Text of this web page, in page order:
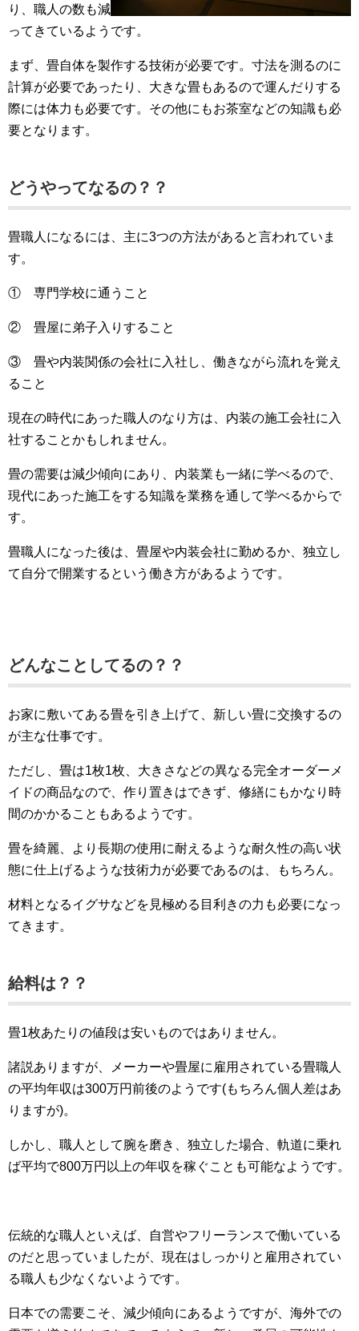
り、職人の数も減
ってきているようです。
まず、畳自体を製作する技術が必要です。寸法を測るのに
計算が必要であったり、大きな畳もあるので運んだりする
際には体力も必要です。その他にもお茶室などの知識も必
要となります。
どうやってなるの？？
畳職人になるには、主に3つの方法があると言われていま
す。
① 専門学校に通うこと
② 畳屋に弟子入りすること
③ 畳や内装関係の会社に入社し、働きながら流れを覚え
ること
現在の時代にあった職人のなり方は、内装の施工会社に入
社することかもしれません。
畳の需要は減少傾向にあり、内装業も一緒に学べるので、
現代にあった施工をする知識を業務を通して学べるからで
す。
畳職人になった後は、畳屋や内装会社に勤めるか、独立し
て自分で開業するという働き方があるようです。
どんなことしてるの？？
お家に敷いてある畳を引き上げて、新しい畳に交換するの
が主な仕事です。
ただし、畳は1枚1枚、大きさなどの異なる完全オーダーメ
イドの商品なので、作り置きはできず、修繕にもかなり時
間のかかることもあるようです。
畳を綺麗、より長期の使用に耐えるような耐久性の高い状
態に仕上げるような技術力が必要であるのは、もちろん。
材料となるイグサなどを見極める目利きの力も必要になっ
てきます。
給料は？？
畳1枚あたりの値段は安いものではありません。
諸説ありますが、メーカーや畳屋に雇用されている畳職人
の平均年収は300万円前後のようです(もちろん個人差はあ
りますが)。
しかし、職人として腕を磨き、独立した場合、軌道に乗れ
ば平均で800万円以上の年収を稼ぐことも可能なようです。
伝統的な職人といえば、自営やフリーランスで働いている
のだと思っていましたが、現在はしっかりと雇用されてい
る職人も少なくないようです。
日本での需要こそ、減少傾向にあるようですが、海外での